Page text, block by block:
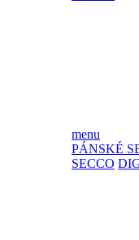
menu
PÁNSKÉ
SECCO